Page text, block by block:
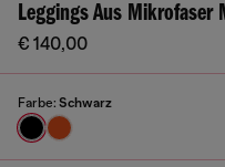
Leggings Aus Mikrofaser
€ 140,00
Farbe: Schwarz